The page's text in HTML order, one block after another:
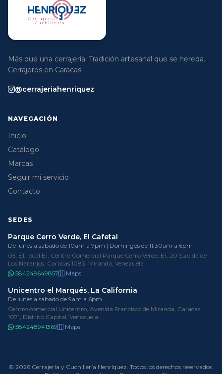
Más que una cerrajería. Tradición artesanal que se hereda.
Cerrajeros en Caracas.
@cerrajeriahenriquez
NAVEGACIÓN
Inicio
Catálogo
Marcas
Seguir mi servicio
Contacto
SEDES
Parque Cerro Verde, El Cafetal
De lunes a sabado de 10am a 7pm | Domingos de 11:30am a 6pm
05, E1, local E1, Centro Comercial Parque Cerro Verde, E1, 20 Subida de
Los Naranjos, Caracas 1083, Miranda, Venezuela
584249649857
Maps
Unicentro el Marqués, La California
De lunes a sabado de 9am a 6pm
Centro comercial Unicentro, Avenida Francisco de Miranda, Caracas
1071, Distrito Capital, Venezuela
584248941369
Maps
© 2026 Cerrajería y Cuchillería Henríquez. Todos los derechos reservados.